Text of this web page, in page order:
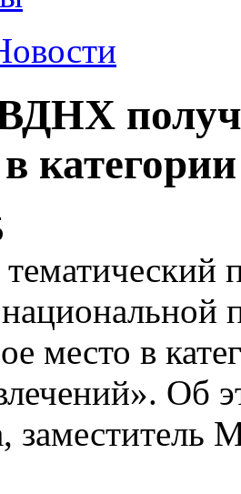
место в
Об
заместитель